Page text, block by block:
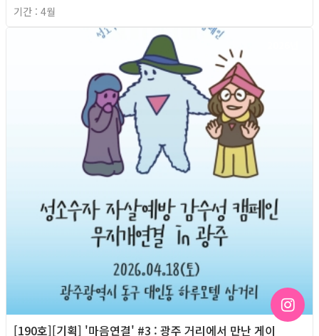
기간 : 4월
[190호][기획] '마음연결' #3 : 광주 거리에서 만난 게이